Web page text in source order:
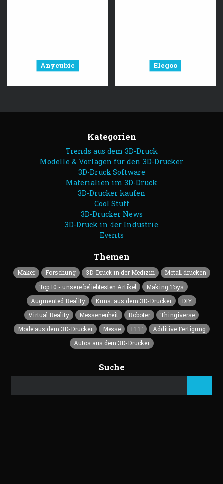
Anycubic Elegoo
Kategorien
Trends aus dem 3D-Druck
Modelle & Vorlagen für den 3D-Drucker
3D-Druck Software
Materialien im 3D-Druck
3D-Drucker kaufen
Cool Stuff
3D-Drucker News
3D-Druck in der Industrie
Events
Themen
Maker Forschung 3D-Druck in der Medizin
Metall drucken
Top 10 - unsere beliebtesten Artikel
Making Toys
Augmented Reality
Kunst aus dem 3D-Drucker
DIY
Virtual Reality
Messeneuheit Roboter
Thingiverse
Mode aus dem 3D-Drucker
Messe FFF
Additive Fertigung
Autos aus dem 3D-Drucker
Suche